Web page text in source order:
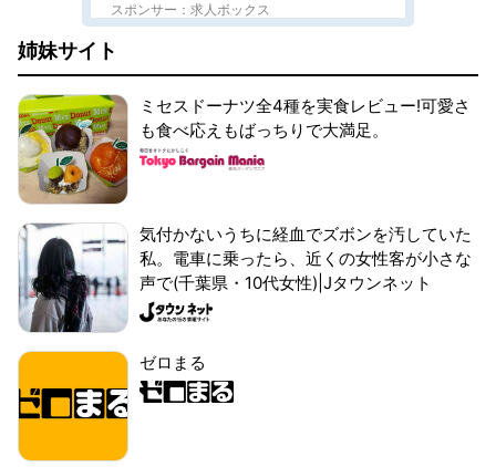
スポンサー：求人ボックス
姉妹サイト
ミセスドーナツ全4種を実食レビュー!可愛さ
も食べ応えもばっちりで大満足。
気付かないうちに経血でズボンを汚していた
私。電車に乗ったら、近くの女性客が小さな
声で(千葉県・10代女性)|Jタウンネット
ゼロまる